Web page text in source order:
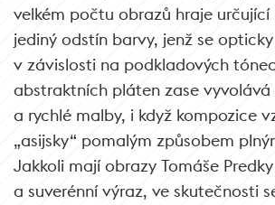
velkém počtu obrazů hraje určující
jediný odstín barvy, jenž se
v závislosti na podkladových
abstraktních pláten zase
a rychlé malby, i když kompozice
„asijsky“ pomalým způsobem
Jakkoli mají obrazy Tomáše
a suverénní výraz, ve skutečnosti